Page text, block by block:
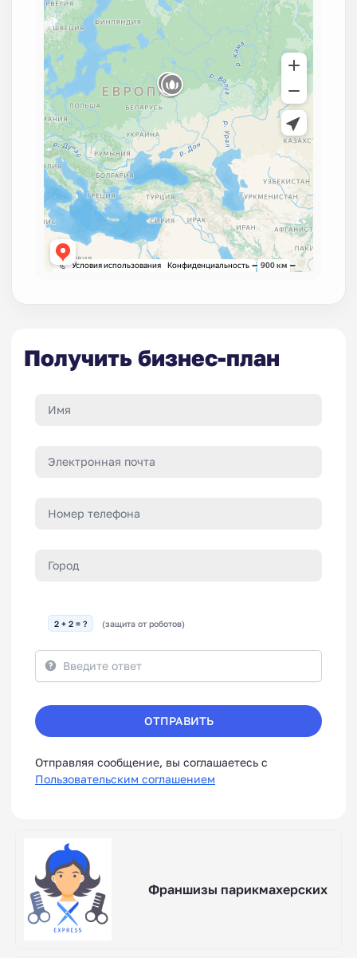
Получить бизнес-план
2 + 2 = ? (защита от роботов)
ОТПРАВИТЬ
Отправляя сообщение, вы соглашаетесь с
Пользовательским соглашением
Франшизы парикмахерских